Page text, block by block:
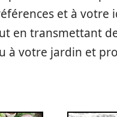
et à votre
en transmettant
à votre jardin et